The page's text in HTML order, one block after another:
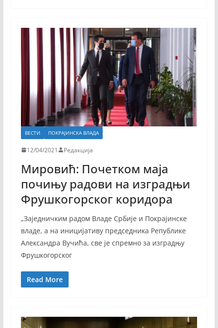
ВЕСТИ ПОКРАЈИНСКА ВЛАДА
12/04/2021 Редакција
Мировић: Почетком маја
почињу радови на изградњи
Фрушкогорског коридора
„Заједничким радом Владе Србије и Покрајинске
владе, а на иницијативу председника Републике
Александра Вучића, све је спремно за изградњу
Фрушкогорског
Read More